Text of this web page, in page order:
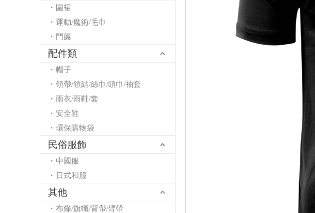
圍裙
運動/魔術/毛巾
門簾
配件類
帽子
領帶/領結/絲巾/頭巾/袖套
雨衣/雨鞋/套
安全鞋
環保購物袋
民俗服飾
中國服
日式和服
其他
布條/旗幟/背帶/臂帶